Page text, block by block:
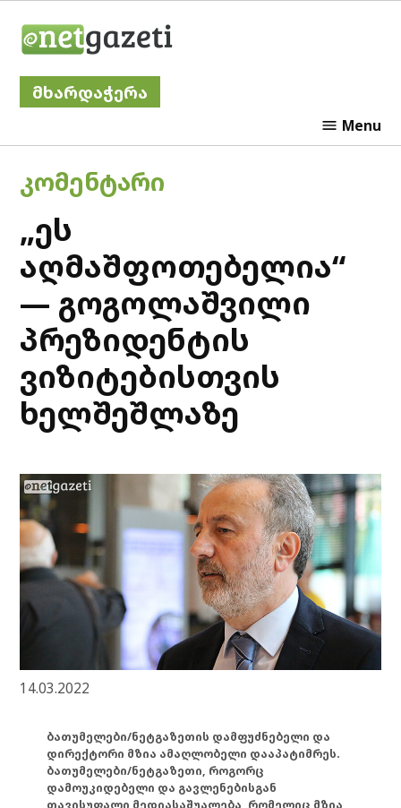
მხარდაჭერა
Menu
POSTED
ᲙᲝᲛᲔᲜᲢᲐᲠᲘ
„ეს
აღმაშფოთებელია“
— გოგოლაშვილი
პრეზიდენტის
ვიზიტებისთვის
ხელშეშლაზე
14.03.2022
ბათუმელები/ნეტგაზეთის დამფუძნებელი და
დირექტორი მზია ამაღლობელი დააპატიმრეს.
ბათუმელები/ნეტგაზეთი, როგორც
დამოუკიდებელი და გავლენებისგან
თავისუფალი მედიასაშუალება, რომელიც მზია